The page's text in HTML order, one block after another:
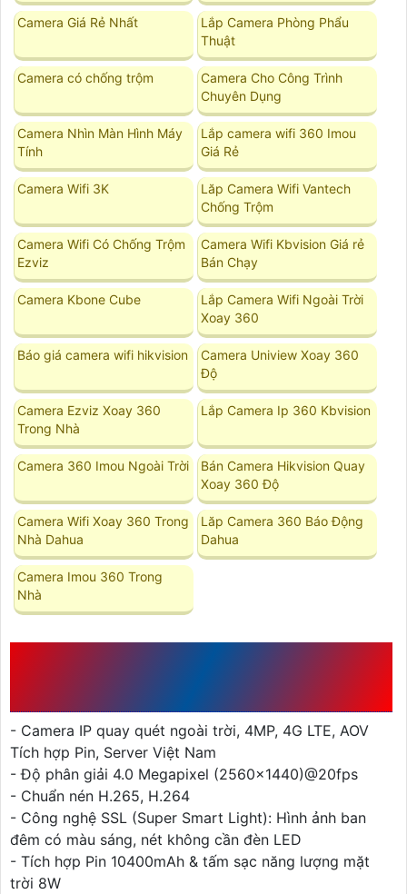
Camera Giá Rẻ Nhất
Lắp Camera Phòng Phẩu
Thuật
Camera có chống trộm
Camera Cho Công Trình
Chuyên Dụng
Camera Nhìn Màn Hình Máy
Tính
Lắp camera wifi 360 Imou
Giá Rẻ
Camera Wifi 3K
Lăp Camera Wifi Vantech
Chống Trộm
Camera Wifi Có Chống Trộm
Ezviz
Camera Wifi Kbvision Giá rẻ
Bán Chạy
Camera Kbone Cube
Lắp Camera Wifi Ngoài Trời
Xoay 360
Báo giá camera wifi hikvision
Camera Uniview Xoay 360
Độ
Camera Ezviz Xoay 360
Trong Nhà
Lắp Camera Ip 360 Kbvision
Camera 360 Imou Ngoài Trời
Bán Camera Hikvision Quay
Xoay 360 Độ
Camera Wifi Xoay 360 Trong
Nhà Dahua
Lăp Camera 360 Báo Động
Dahua
Camera Imou 360 Trong
Nhà
- Camera IP quay quét ngoài trời, 4MP, 4G LTE, AOV
Tích hợp Pin, Server Việt Nam
- Độ phân giải 4.0 Megapixel (2560x1440)@20fps
- Chuẩn nén H.265, H.264
- Công nghệ SSL (Super Smart Light): Hình ảnh ban
đêm có màu sáng, nét không cần đèn LED
- Tích hợp Pin 10400mAh & tấm sạc năng lượng mặt
trời 8W